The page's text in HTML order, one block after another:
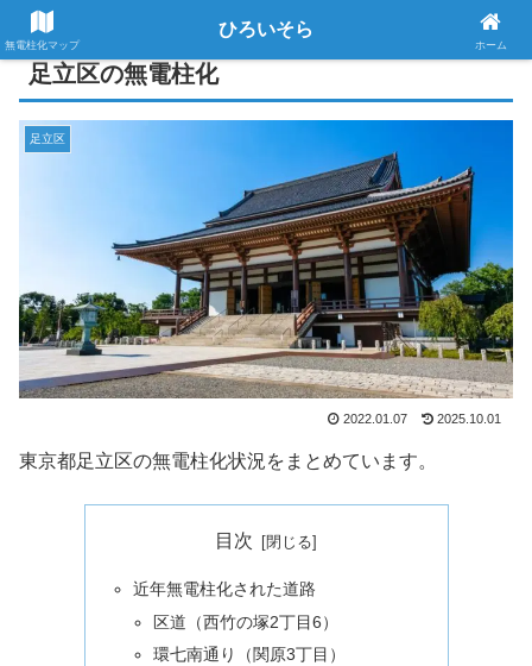
足立区の無電柱化
足立区
2022.01.07 2025.10.01
東京都足立区の無電柱化状況をまとめています。
目次
近年無電柱化された道路
区道（西竹の塚2丁目6）
環七南通り（関原3丁目）
無電柱化マップ
ひろいそら
ホーム